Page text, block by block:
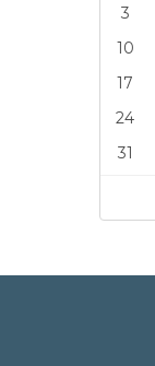
3
10
17
24
31